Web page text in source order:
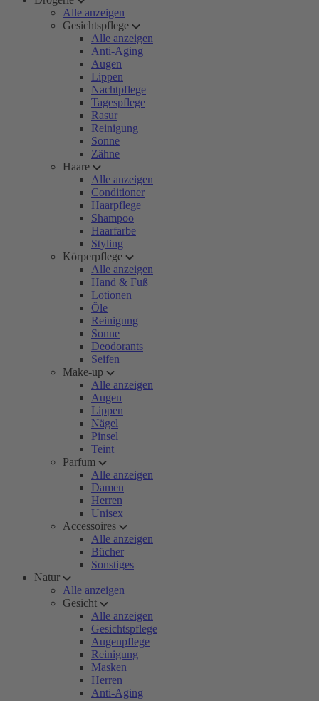
Alle anzeigen
Gesichtspflege
Alle anzeigen
Anti-Aging
Augen
Lippen
Nachtpflege
Tagespflege
Rasur
Reinigung
Sonne
Zähne
Haare
Alle anzeigen
Conditioner
Haarpflege
Shampoo
Haarfarbe
Styling
Körperpflege
Alle anzeigen
Hand & Fuß
Lotionen
Öle
Reinigung
Sonne
Deodorants
Seifen
Make-up
Alle anzeigen
Augen
Lippen
Nägel
Pinsel
Teint
Parfum
Alle anzeigen
Damen
Herren
Unisex
Accessoires
Alle anzeigen
Bücher
Sonstiges
Natur
Alle anzeigen
Gesicht
Alle anzeigen
Gesichtspflege
Augenpflege
Reinigung
Masken
Herren
Anti-Aging